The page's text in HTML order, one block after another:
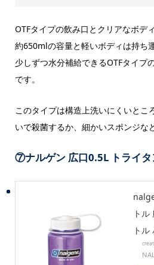
OTFタイプの飲み口とクリアなボデ
約650mlの容量と軽いボディは持ち
少しずつ水分補給できるOTFタイプ
です。
このタイプは構造上洗いにくいとこ
いで殺菌するか、細かいスポンジな
⑦ナルゲン 広口0.5L トライ
ト
ト